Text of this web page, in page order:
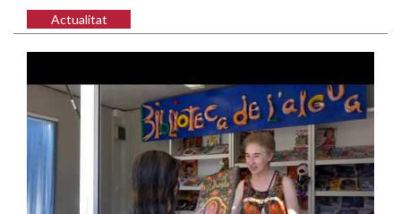
Actualitat